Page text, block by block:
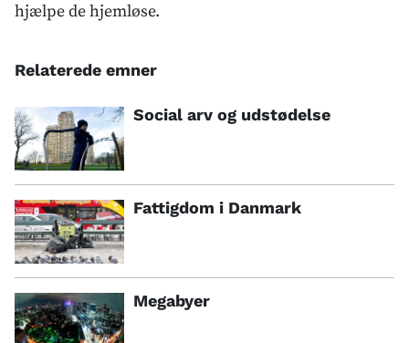
hjælpe de hjemløse.
Relaterede emner
Social arv og udstødelse
Fattigdom i Danmark
Megabyer